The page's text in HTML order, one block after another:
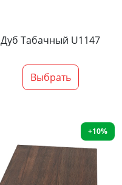
Дуб Табачный U1147
Выбрать
+10%